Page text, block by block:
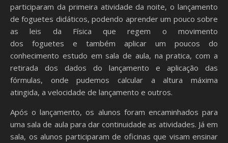
participaram da primeira atividade da noite, o lançamento
de foguetes didáticos, podendo aprender um pouco sobre
as leis da Física que regem o movimento
dos foguetes e também aplicar um poucos do
conhecimento estudo em sala de aula, na pratica, com a
retirada dos dados do lançamento e aplicação das
fórmulas, onde pudemos calcular a altura máxima
atingida, a velocidade de lançamento e outros.
Após o lançamento, os alunos foram encaminhados para
uma sala de aula para dar continuidade as atividades. Já em
sala, os alunos participaram de oficinas que visam ensinar